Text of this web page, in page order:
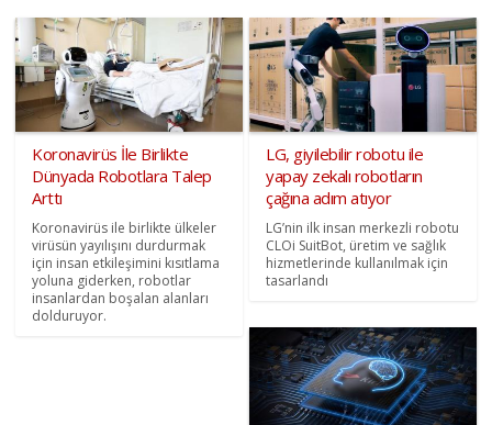
Koronavirüs İle Birlikte
Dünyada Robotlara Talep
Arttı
Koronavirüs ile birlikte ülkeler
virüsün yayılışını durdurmak
için insan etkileşimini kısıtlama
yoluna giderken, robotlar
insanlardan boşalan alanları
dolduruyor.
LG, giyilebilir robotu ile
yapay zekalı robotların
çağına adım atıyor
LG’nin ilk insan merkezli robotu
CLOi SuitBot, üretim ve sağlık
hizmetlerinde kullanılmak için
tasarlandı